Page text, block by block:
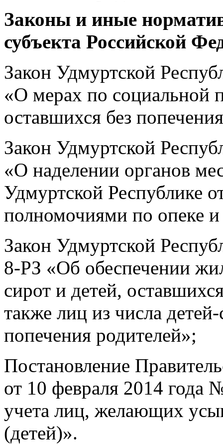
Законы и иные
субъекта Российской
Закон Удмуртской
«О мерах по социальной
оставшихся без
Закон Удмуртской
«О наделении органов
Удмуртской Республике
полномочиями по опеке и
Закон Удмуртской
8-РЗ «Об обеспечении
сирот и детей,
также лиц из числа
попечения родителей»;
Постановление
от 10 февраля 2014
учета лиц, желающих
(детей)».